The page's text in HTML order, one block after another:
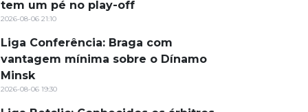
Notícias
MatchStories
tem um pé no play-off
2026-08-06 21:10
Liga Conferência: Braga com
vantagem mínima sobre o Dínamo
Minsk
2026-08-06 19:30